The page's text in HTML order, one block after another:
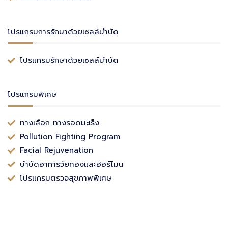
โปรแกรมการรักษาด้วยเซลล์บำบัด
โปรแกรมรักษาด้วยเซลล์บำบัด
โปรแกรมพิเศษ
ทางเลือก ทางรอดมะเร็ง
Pollution Fighting Program
Facial Rejuvenation
บำบัดอาการวัยทองและฮอร์โมน
โปรแกรมตรวจสุขภาพพิเศษ